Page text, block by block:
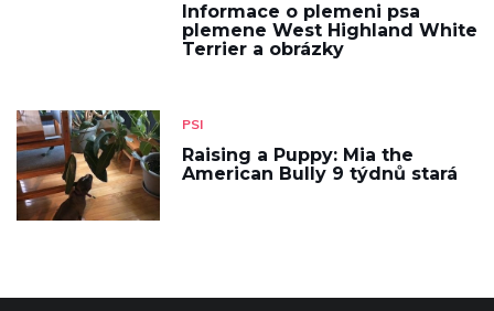
Informace o plemeni psa
plemene West Highland White
Terrier a obrázky
PSI
Raising a Puppy: Mia the
American Bully 9 týdnů stará